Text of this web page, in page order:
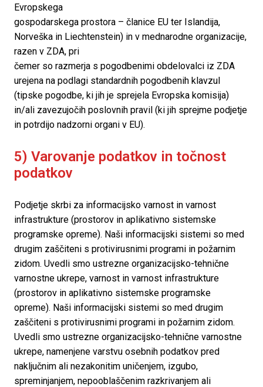
Evropskega
gospodarskega prostora – članice EU ter Islandija,
Norveška in Liechtenstein) in v mednarodne organizacije,
razen v ZDA, pri
čemer so razmerja s pogodbenimi obdelovalci iz ZDA
urejena na podlagi standardnih pogodbenih klavzul
(tipske pogodbe, ki jih je sprejela Evropska komisija)
in/ali zavezujočih poslovnih pravil (ki jih sprejme podjetje
in potrdijo nadzorni organi v EU).
5) Varovanje podatkov in točnost
podatkov
Podjetje skrbi za informacijsko varnost in varnost
infrastrukture (prostorov in aplikativno sistemske
programske opreme). Naši informacijski sistemi so med
drugim zaščiteni s protivirusnimi programi in požarnim
zidom. Uvedli smo ustrezne organizacijsko-tehnične
varnostne ukrepe, varnost in varnost infrastrukture
(prostorov in aplikativno sistemske programske
opreme). Naši informacijski sistemi so med drugim
zaščiteni s protivirusnimi programi in požarnim zidom.
Uvedli smo ustrezne organizacijsko-tehnične varnostne
ukrepe, namenjene varstvu osebnih podatkov pred
naključnim ali nezakonitim uničenjem, izgubo,
spreminjanjem, nepooblaščenim razkrivanjem ali